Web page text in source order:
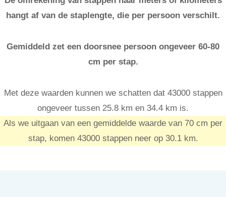
hangt af van de staplengte, die per persoon verschilt.
Gemiddeld zet een doorsnee persoon ongeveer 60-80
cm per stap.
Met deze waarden kunnen we schatten dat 43000 stappen
ongeveer tussen 25.8 km en 34.4 km is.
Als we uitgaan van een gemiddelde waarde van 70 cm per
stap, komen 43000 stappen neer op 30.1 km.